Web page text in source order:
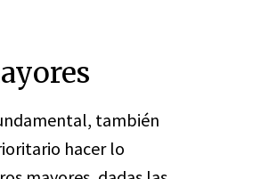
también
hacer lo